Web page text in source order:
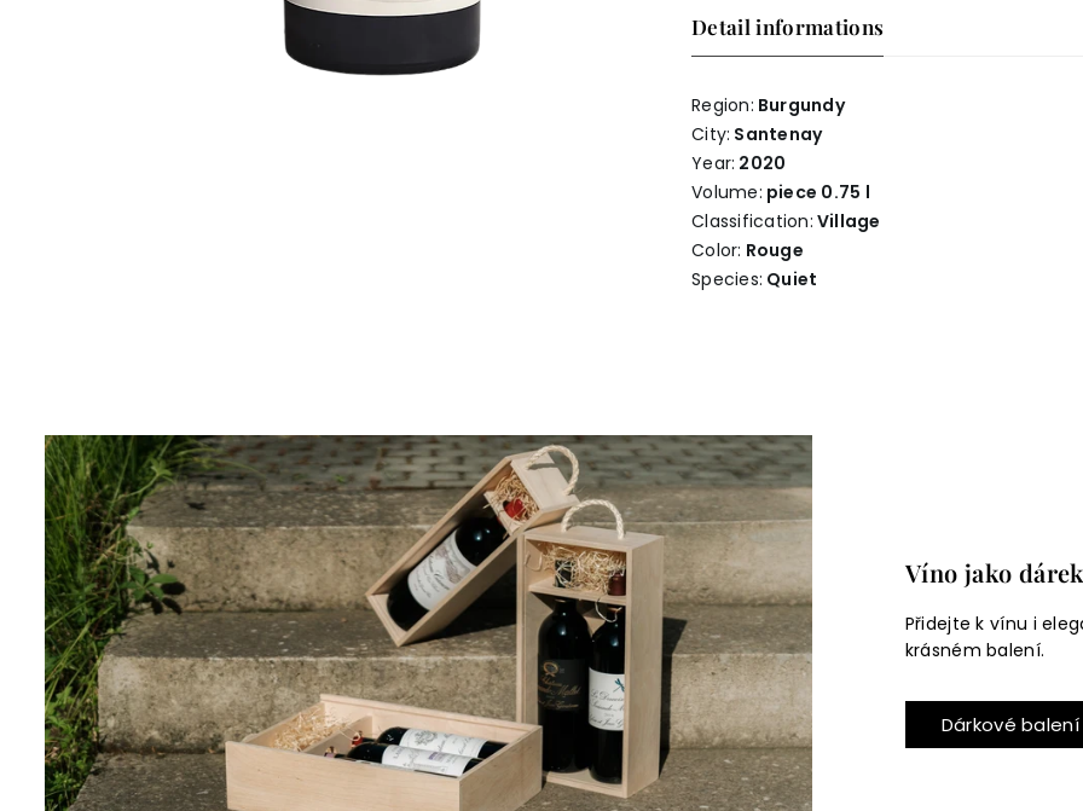
Detail informations
Region: Burgundy
City: Santenay
Year: 2020
Volume: piece 0.75 l
Classification: Village
Color: Rouge
Species: Quiet
Víno jako dárek
Přidejte k vínu i
krásném balení.
Dárkové balení